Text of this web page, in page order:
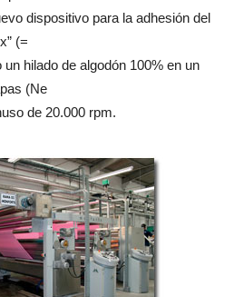
dispositivo para la adhesión del
(=
un hilado de algodón 100% en un
(Ne
de 20.000 rpm.